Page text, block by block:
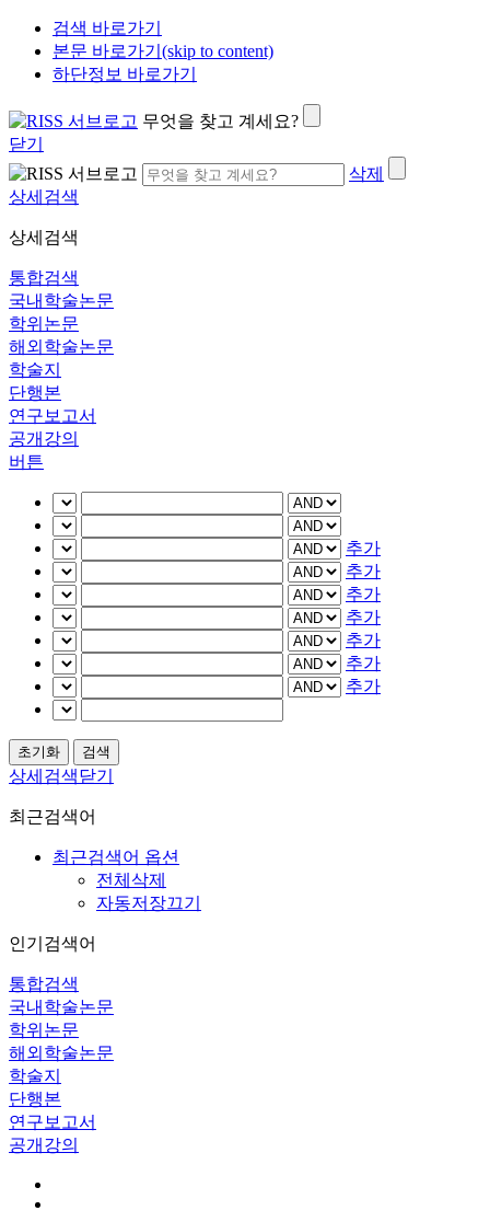
검색 바로가기
본문 바로가기(skip to content)
하단정보 바로가기
무엇을 찾고 계세요?
닫기
삭제
상세검색
상세검색
통합검색
국내학술논문
학위논문
해외학술논문
학술지
단행본
연구보고서
공개강의
버튼
추가
추가
추가
추가
추가
추가
추가
상세검색닫기
최근검색어
최근검색어 옵션
전체삭제
자동저장끄기
인기검색어
통합검색
국내학술논문
학위논문
해외학술논문
학술지
단행본
연구보고서
공개강의